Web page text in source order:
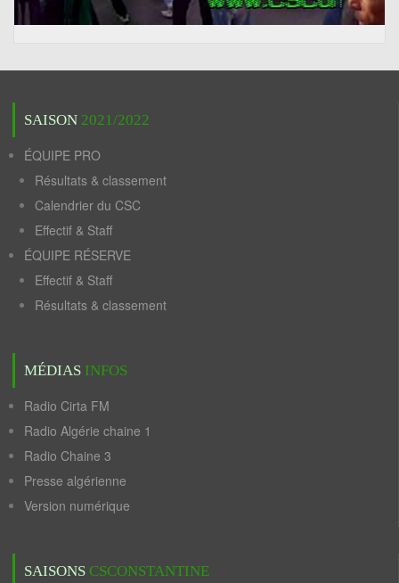
SAISON 2021/2022
ÉQUIPE PRO
Résultats & classement
Calendrier du CSC
Effectif & Staff
ÉQUIPE RÉSERVE
Effectif & Staff
Résultats & classement
MÉDIAS INFOS
Radio Cirta FM
Radio Algérie chaine 1
Radio Chaine 3
Presse algérienne
Version numérique
SAISONS CSCONSTANTINE